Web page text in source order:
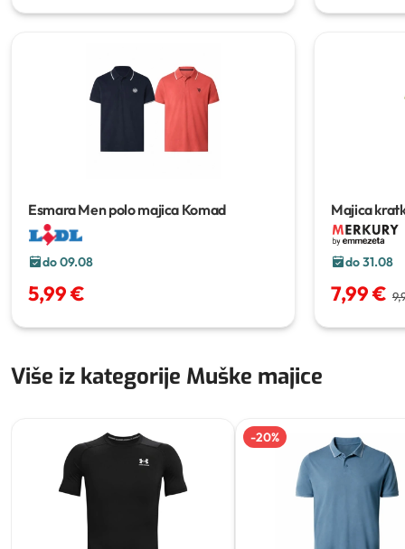
Esmara Men polo majica Komad
do 09.08
5,99 €
Majica
do 31.08
7,99 €
Više iz kategorije Muške majice
-20%